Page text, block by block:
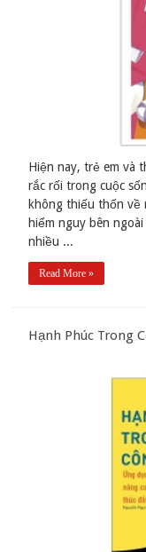
Hiện nay, trẻ em và
rắc rối trong cuộc
không thiếu thốn về
hiểm nguy bên
nhiều ...
Read More »
Hạnh Phúc Trong